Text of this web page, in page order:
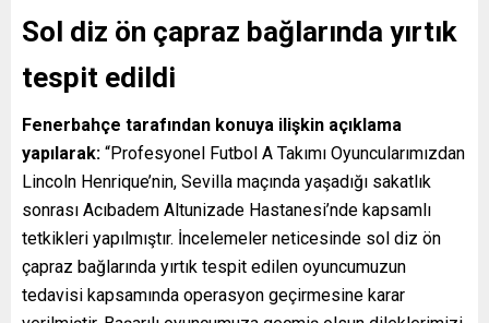
Sol diz ön çapraz bağlarında yırtık
tespit edildi
Fenerbahçe tarafından konuya ilişkin açıklama
yapılarak: “Profesyonel Futbol A Takımı Oyuncularımızdan
Lincoln Henrique’nin, Sevilla maçında yaşadığı sakatlık
sonrası Acıbadem Altunizade Hastanesi’nde kapsamlı
tetkikleri yapılmıştır. İncelemeler neticesinde sol diz ön
çapraz bağlarında yırtık tespit edilen oyuncumuzun
tedavisi kapsamında operasyon geçirmesine karar